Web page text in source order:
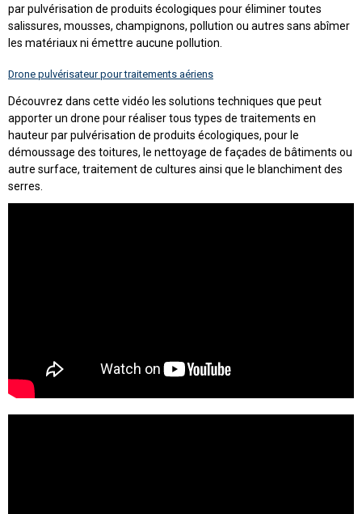
par pulvérisation de produits écologiques pour éliminer toutes
salissures, mousses, champignons, pollution ou autres sans abîmer
les matériaux ni émettre aucune pollution.
Drone pulvérisateur pour traitements aériens
Découvrez dans cette vidéo les solutions techniques que peut
apporter un drone pour réaliser tous types de traitements en
hauteur par pulvérisation de produits écologiques, pour le
démoussage des toitures, le nettoyage de façades de bâtiments ou
autre surface, traitement de cultures ainsi que le blanchiment des
serres.